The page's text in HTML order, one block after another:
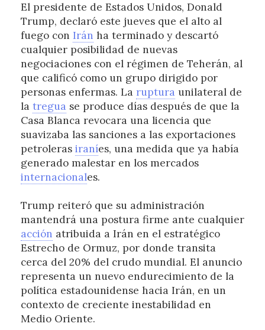
El presidente de Estados Unidos, Donald
Trump, declaró este jueves que el alto al
fuego con Irán ha terminado y descartó
cualquier posibilidad de nuevas
negociaciones con el régimen de Teherán, al
que calificó como un grupo dirigido por
personas enfermas. La ruptura unilateral de
la tregua se produce días después de que la
Casa Blanca revocara una licencia que
suavizaba las sanciones a las exportaciones
petroleras iraníes, una medida que ya había
generado malestar en los mercados
internacionales.
Trump reiteró que su administración
mantendrá una postura firme ante cualquier
acción atribuida a Irán en el estratégico
Estrecho de Ormuz, por donde transita
cerca del 20% del crudo mundial. El anuncio
representa un nuevo endurecimiento de la
política estadounidense hacia Irán, en un
contexto de creciente inestabilidad en
Medio Oriente.